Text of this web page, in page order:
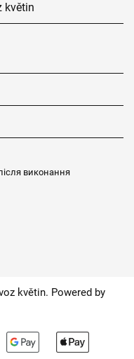
květin
виконання
květin. Powered by